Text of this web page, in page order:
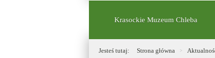
Krasockie Muzeum Chleba
Jesteś tutaj: Strona główna